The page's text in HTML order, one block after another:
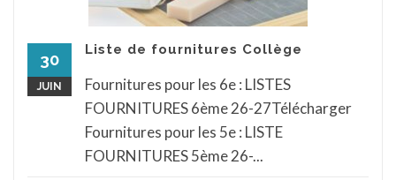
30
JUIN
Liste de fournitures Collège
Fournitures pour les 6e : LISTES
FOURNITURES 6ème 26-27Télécharger
Fournitures pour les 5e : LISTE
FOURNITURES 5ème 26-...